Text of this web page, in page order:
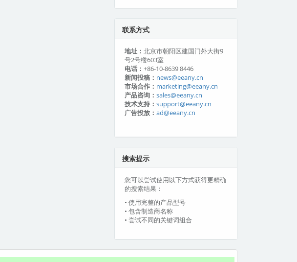
联系方式
地址： 北京市朝阳区建国门外大街9
号2号楼603室
电话： +86-10-8639 8446
新闻投稿： news@eeany.cn
市场合作： marketing@eeany.cn
产品咨询： sales@eeany.cn
技术支持： support@eeany.cn
广告投放： ad@eeany.cn
搜索提示
您可以尝试使用以下方式获得更精确
的搜索结果：
• 使用完整的产品型号
• 包含制造商名称
• 尝试不同的关键词组合